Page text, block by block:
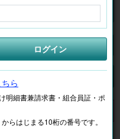
マイページ
検索
、お取扱いしておりません。
ログイン
ら
明細書兼請求書・組合員証・ポ
らはじまる10桁の番号です。